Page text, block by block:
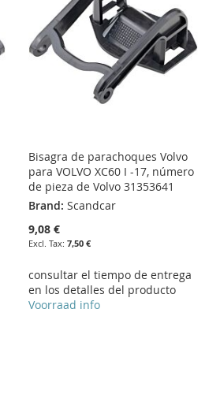
Bisagra de parachoques Volvo
para VOLVO XC60 I -17, número
de pieza de Volvo 31353641
Brand: Scandcar
9,08 €
7,50 €
consultar el tiempo de entrega
en los detalles del producto
Voorraad info